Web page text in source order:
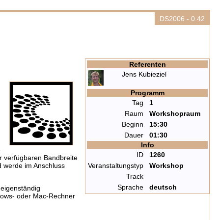
DS2006 - 0.42
Referenten
Jens Kubieziel
Programm
Tag
1
Raum
Workshopraum
Beginn
15:30
Dauer
01:30
Info
ID
1260
Veranstaltungstyp
Workshop
Track
Sprache
deutsch
verfügbaren Bandbreite
im Anschluss
oder Mac-Rechner